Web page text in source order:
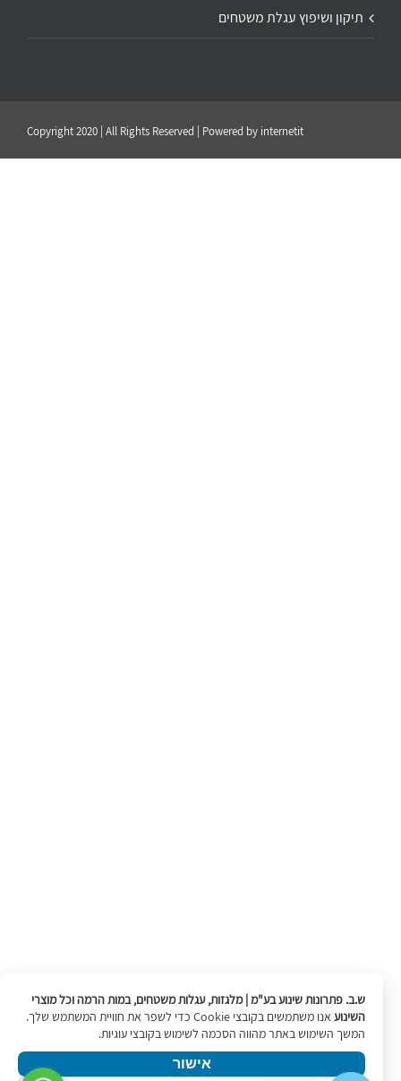
תיקון ושיפוץ עגלת משטחים
Copyright 2020 | All Rights Reserved | Powered by internetit
ש.ב. פתרונות שינוע בע"מ | מלגזות, עגלות משטחים, במות הרמה וכל מוצרי
השינוע
אנו משתמשים בקובצי Cookie כדי לשפר את חוויית המשתמש שלך.
המשך השימוש באתר מהווה הסכמה לשימוש בקובצי עוגיות.
אישור